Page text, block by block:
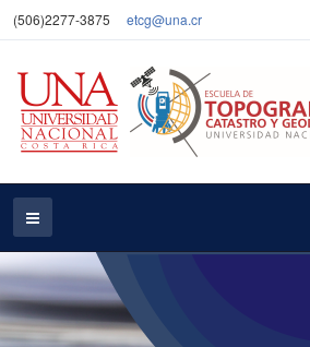
(506)2277-3875 etcg@una.cr